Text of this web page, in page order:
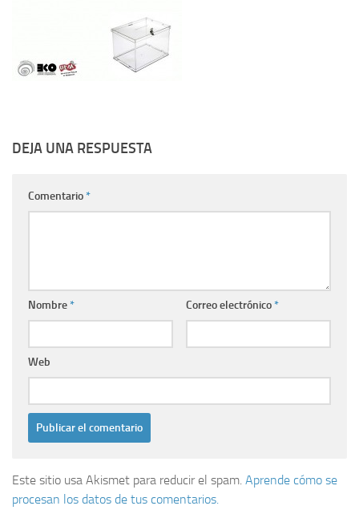
DEJA UNA RESPUESTA
Comentario*
Nombre* Correo electrónico*
Web
Este sitio usa Akismet para reducir el spam. Aprende cómo se
procesan los datos de tus comentarios.